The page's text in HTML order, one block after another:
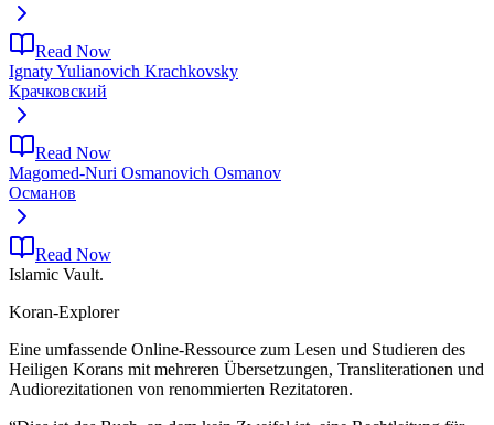
Read Now
Ignaty Yulianovich Krachkovsky
Крачковский
Read Now
Magomed-Nuri Osmanovich Osmanov
Османов
Read Now
Islamic Vault.
Koran-Explorer
Eine umfassende Online-Ressource zum Lesen und Studieren des
Heiligen Korans mit mehreren Übersetzungen, Transliterationen und
Audiorezitationen von renommierten Rezitatoren.